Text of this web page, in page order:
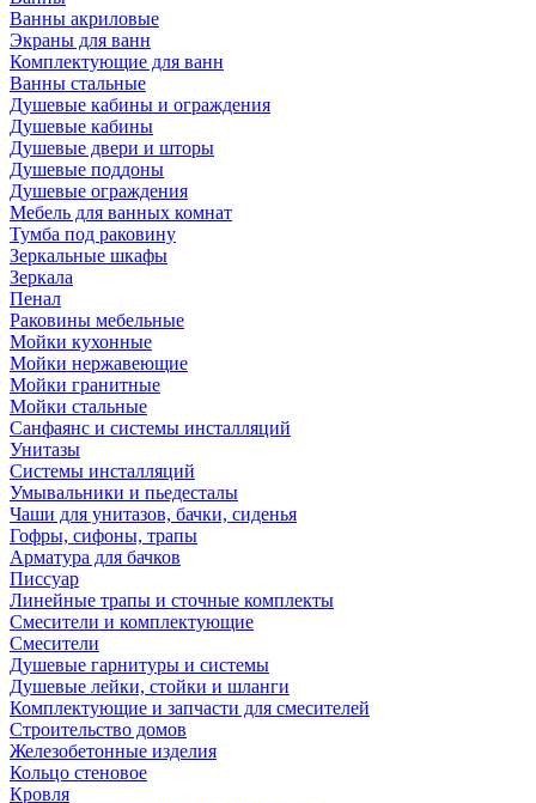
Ванны акриловые
Экраны для ванн
Комплектующие для ванн
Ванны стальные
Душевые кабины и ограждения
Душевые кабины
Душевые двери и шторы
Душевые поддоны
Душевые ограждения
Мебель для ванных комнат
Тумба под раковину
Зеркальные шкафы
Зеркала
Пенал
Раковины мебельные
Мойки кухонные
Мойки нержавеющие
Мойки гранитные
Мойки стальные
Санфаянс и системы инсталляций
Унитазы
Системы инсталляций
Умывальники и пьедесталы
Чаши для унитазов, бачки, сиденья
Гофры, сифоны, трапы
Арматура для бачков
Писсуар
Линейные трапы и сточные комплекты
Смесители и комплектующие
Смесители
Душевые гарнитуры и системы
Душевые лейки, стойки и шланги
Комплектующие и запчасти для смесителей
Строительство домов
Железобетонные изделия
Кольцо стеновое
Кровля